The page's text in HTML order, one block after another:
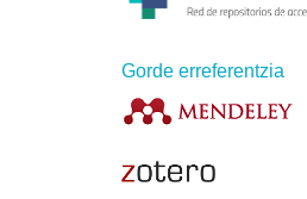
Gorde erreferentzia